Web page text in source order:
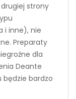
strony
i inne), nie
Preparaty
dla
Deante
bardzo